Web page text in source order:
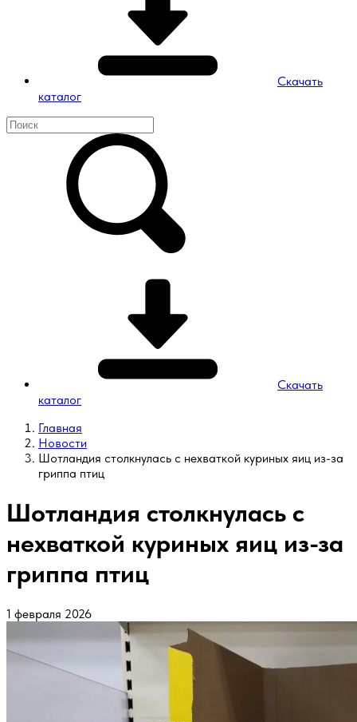
Скачать
каталог
Скачать
каталог
Главная
Новости
Шотландия столкнулась с нехваткой куриных яиц из-за
гриппа птиц
Шотландия столкнулась с
нехваткой куриных яиц из-за
гриппа птиц
1 февраля 2026